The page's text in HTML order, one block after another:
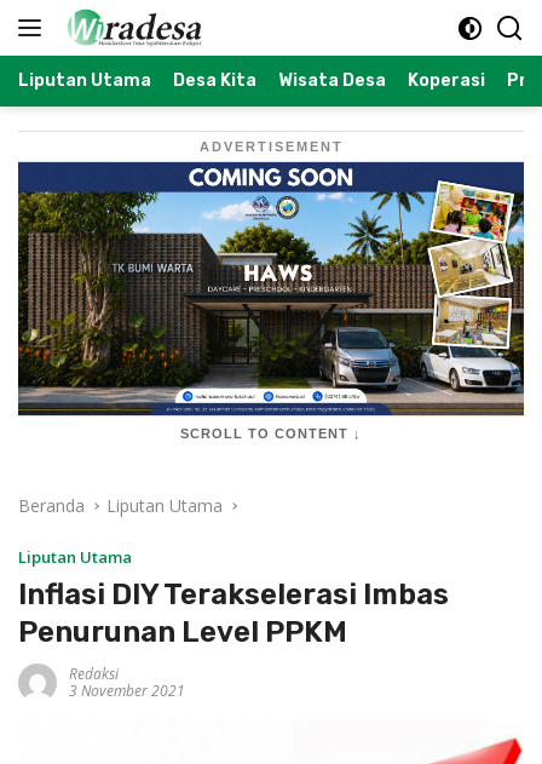
Langsung
Liputan Utama Desa Kita Wisata Desa Koperasi
ADVERTISEMENT
SCROLL TO CONTENT ↓
Beranda Liputan Utama
Liputan Utama
Inflasi DIY Terakselerasi Imbas
Penurunan Level PPKM
Redaksi
3 November 2021